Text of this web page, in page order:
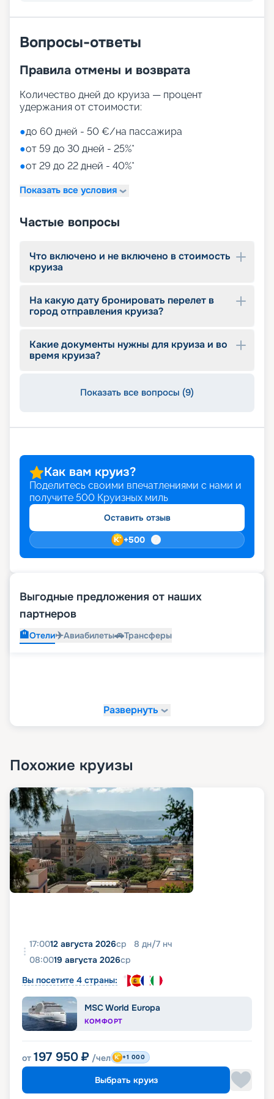
На выбор представлены такие пространства:
релаксационный комплекс только для взрослых)
бассейнами, клубами, игровыми зонами)
для детей)
Aquapark (с открытыми игровыми
водными пушками, 3 водными горками с
эффектами виртуальной реальности)
мини-гольф и теннис
7 бассейнов
детский внутренний комплекс,
Вопросы-ответы
Правила отмены и возврата
Количество дней до круиза — процент
удержания от стоимости:
●до 60 дней - 50 €/на пассажира
●от 59 до 30 дней - 25%*
●от 29 до 22 дней - 40%*
Показать все условия
Частые вопросы
Что включено и не включено в стоимость
круиза
На какую дату бронировать перелет в
город отправления круиза?
Какие документы нужны для круиза и во
время круиза?
Показать все вопросы (9)
Как вам круиз?
Поделитесь своими впечатлениями с нами и
получите 500 Круизных миль
Оставить отзыв
+500
Выгодные предложения от наших
партнеров
🏨Отели✈️Авиабилеты🚗Трансферы
Развернуть
Похожие круизы
17:0012 августа 2026ср 8 дн/7 нч
08:0019 августа 2026ср
Вы посетите 4 страны:
MSC World Europa
КОМФОРТ
от 197 950 ₽ /чел +1 000
Выбрать круиз